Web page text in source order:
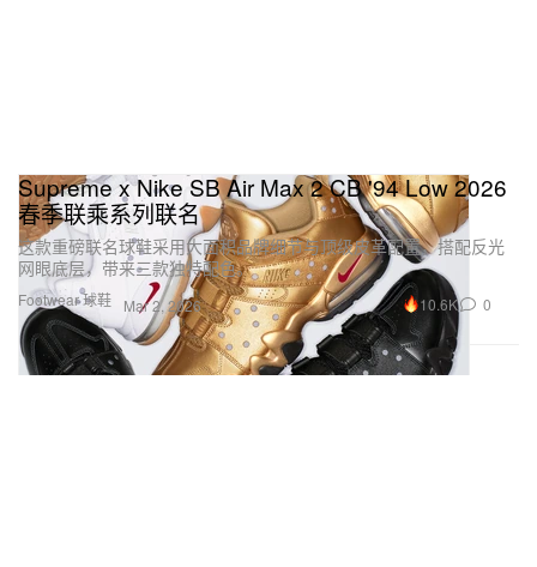
Footwear 球鞋
Supreme x Nike SB Air Max 2 CB '94 Low 2026
春季联乘系列联名
这款重磅联名球鞋采用大面积品牌细节与顶级皮革配置，搭配反光
网眼底层，带来三款独特配色。
Mar 2, 2026 10.6K 0